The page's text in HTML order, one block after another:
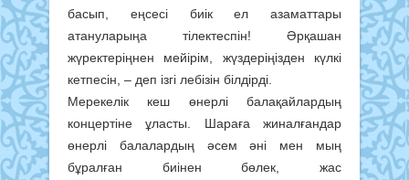
басып, еңсесі биік ел азаматтары
атануларыңа тілектеспін! Әрқашан
жүректеріңнен мейірім, жүздеріңізден күлкі
кетпесін, – деп ізгі лебізін білдірді.
Мерекелік кеш өнерлі балақайлардың
концертіне ұласты. Шараға жиналғандар
өнерлі балалардың әсем әні мен мың
бұралған биінен бөлек, жас